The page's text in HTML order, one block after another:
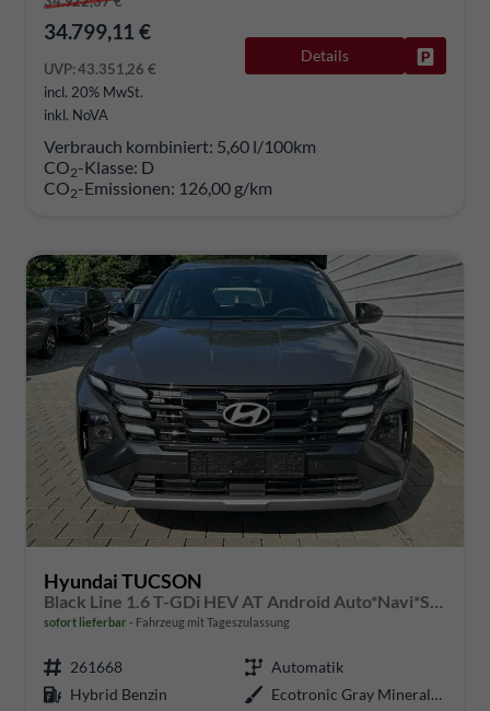
34.799,11 €
UVP:43.351,26 €
incl. 20% MwSt.
inkl. NoVA
Details
Verbrauch kombiniert: 5,60 l/100km
CO2-Klasse: D
CO2-Emissionen: 126,00 g/km
Hyundai TUCSON
sofort lieferbar Fahrzeug mit Tageszulassung
261668
Automatik
Hybrid Benzin
Ecotronic Gray Mineraleffekt